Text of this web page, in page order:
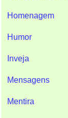
Homenagem
Humor
Inveja
Mensagens
Mentira